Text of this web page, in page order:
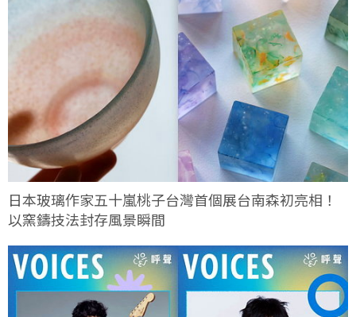
日本玻璃作家五十嵐桃子台灣首個展台南森初亮相！
以窯鑄技法封存風景瞬間